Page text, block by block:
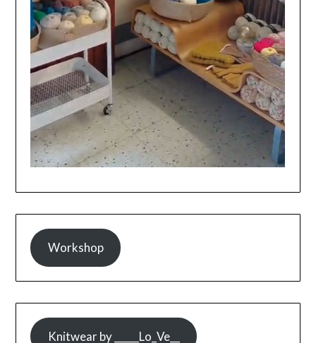
Workshop
Knitwear by _____Lo_Ve__